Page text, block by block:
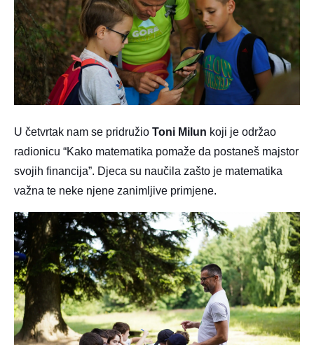
U četvrtak nam se pridružio Toni Milun koji je održao
radionicu “Kako matematika pomaže da postaneš majstor
svojih financija”. Djeca su naučila zašto je matematika
važna te neke njene zanimljive primjene.